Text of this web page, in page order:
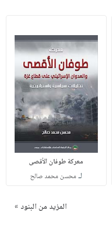
معركة طوفان الأقصى
لـ محسن محمد صالح
المزيد من البنود »